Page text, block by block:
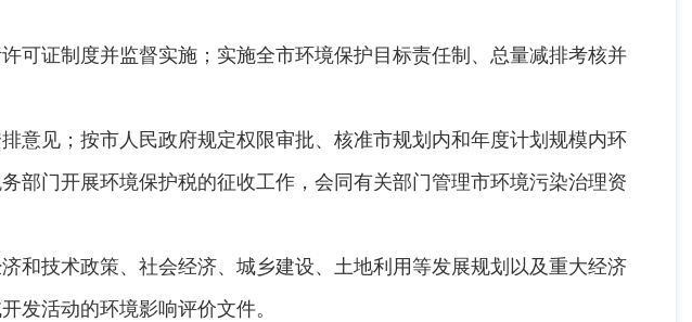
证制度并监督实施；实施全市环境保护目标责任制、总量减排考核并
见；按市人民政府规定权限审批、核准市规划内和年度计划规模内环
部门开展环境保护税的征收工作，会同有关部门管理市环境污染治理资
技术政策、社会经济、城乡建设、土地利用等发展规划以及重大经济
发活动的环境影响评价文件。